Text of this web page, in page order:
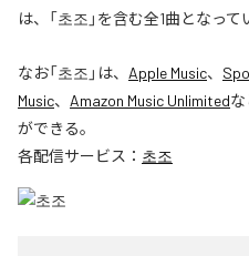
は、「초조」を含む全1曲となって
なお「초조 」は、 Apple Music、
Music、 Amazon Music Unlimited
ができる。
各配信サービス： 초조